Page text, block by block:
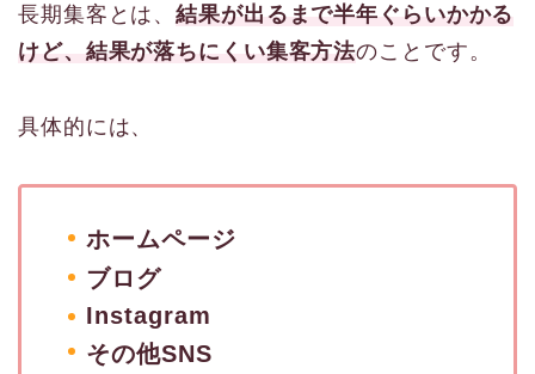
長期集客とは、結果が出るまで半年ぐらいかかる
けど、結果が落ちにくい集客方法のことです。
具体的には、
ホームページ
ブログ
Instagram
その他SNS